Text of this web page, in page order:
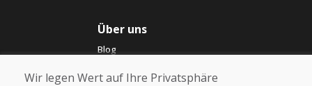
Über uns
Blog
Geschäft
Wir legen Wert auf Ihre Privatsphäre